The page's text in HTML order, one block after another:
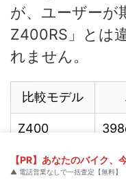
が、ユーザーが
Z400RS」とは
れません。
比較モデル
Z400
Ninja ZX-4R
【PR】あなたのバイク、
▲ 電話営業なしで一括査定【無料】